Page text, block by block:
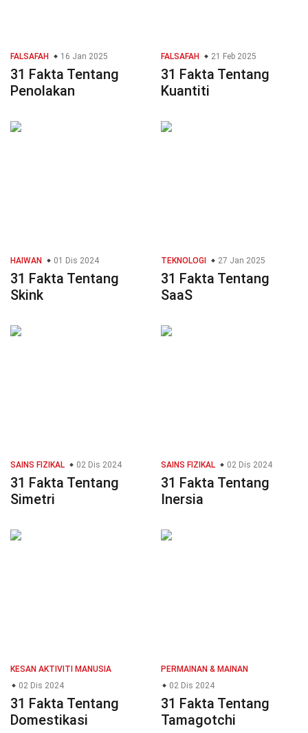
FALSAFAH 16 Jan 2025
31 Fakta Tentang
Penolakan
FALSAFAH 21 Feb 2025
31 Fakta Tentang
Kuantiti
HAIWAN 01 Dis 2024
31 Fakta Tentang
Skink
TEKNOLOGI 27 Jan 2025
31 Fakta Tentang
SaaS
SAINS FIZIKAL 02 Dis 2024
31 Fakta Tentang
Simetri
SAINS FIZIKAL 02 Dis 2024
31 Fakta Tentang
Inersia
KESAN AKTIVITI MANUSIA
02 Dis 2024
31 Fakta Tentang
Domestikasi
PERMAINAN & MAINAN
02 Dis 2024
31 Fakta Tentang
Tamagotchi